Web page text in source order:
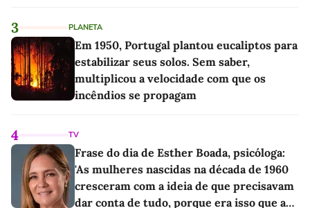
3 PLANETA
Em 1950, Portugal plantou eucaliptos para
estabilizar seus solos. Sem saber,
multiplicou a velocidade com que os
incêndios se propagam
4 TV
Frase do dia de Esther Boada, psicóloga:
'As mulheres nascidas na década de 1960
cresceram com a ideia de que precisavam
dar conta de tudo, porque era isso que a